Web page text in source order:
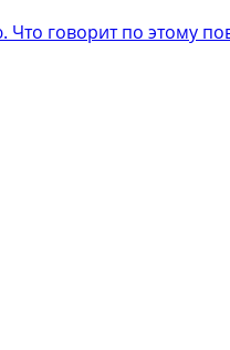
говорит по этому